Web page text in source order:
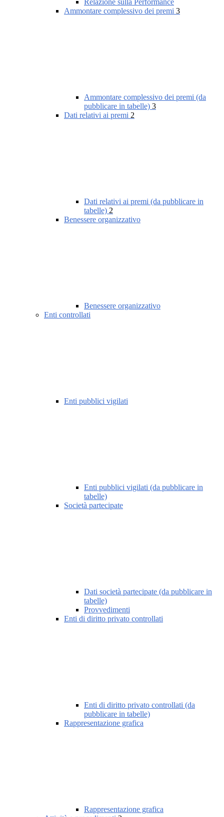
Relazione sulla Performance
Ammontare complessivo dei premi 3
Ammontare complessivo dei premi (da
pubblicare in tabelle) 3
Dati relativi ai premi 2
Dati relativi ai premi (da pubblicare in
tabelle) 2
Benessere organizzativo
Benessere organizzativo
Enti controllati
Enti pubblici vigilati
Enti pubblici vigilati (da pubblicare in
tabelle)
Società partecipate
Dati società partecipate (da pubblicare in
tabelle)
Provvedimenti
Enti di diritto privato controllati
Enti di diritto privato controllati (da
pubblicare in tabelle)
Rappresentazione grafica
Rappresentazione grafica